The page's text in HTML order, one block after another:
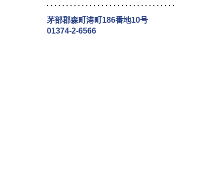
茅部郡森町港町186番地10号
01374-2-6566